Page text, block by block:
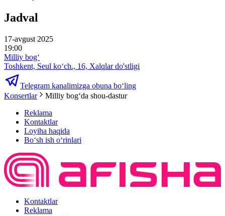
Jadval
17-avgust 2025
19:00
Milliy bog‘
Toshkent, Seul ko‘ch., 16, Xalqlar do'stligi
Telegram kanalimizga obuna bo‘ling
Konsertlar
Milliy bogʻda shou-dastur
Reklama
Kontaktlar
Loyiha haqida
Bo‘sh ish o‘rinlari
Kontaktlar
Reklama